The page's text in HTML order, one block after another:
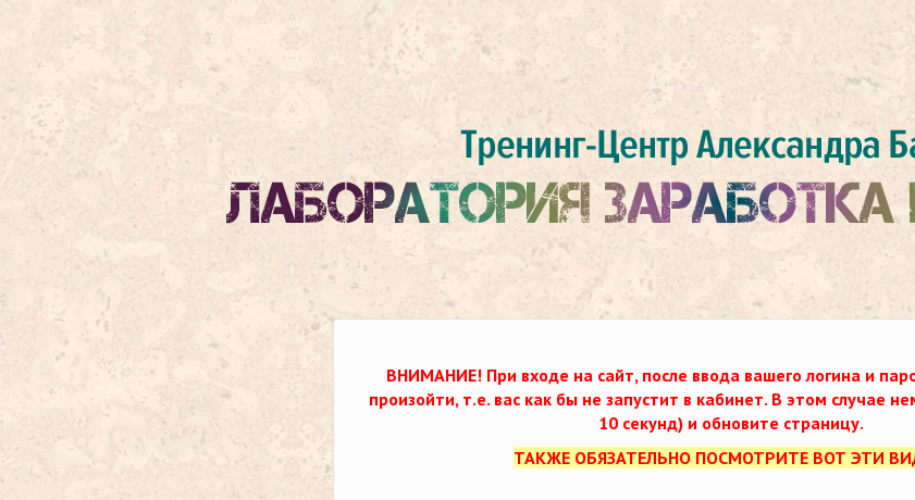
ВНИМАНИЕ! При входе на сайт, после ввода вашего логина и
произойти, т.е. вас как бы не запустит в кабинет. В этом случае
10 секунд) и обновите страницу.
ТАКЖЕ ОБЯЗАТЕЛЬНО ПОСМОТРИТЕ ВОТ ЭТИ